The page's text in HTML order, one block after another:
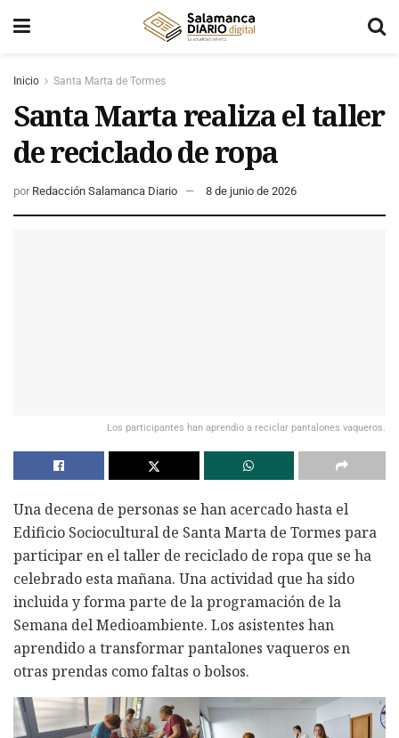
Inicio Santa Marta de Tormes
Santa Marta realiza el taller
de reciclado de ropa
por Redacción Salamanca Diario 8 de junio de 2026
Los participantes han aprendio a reciclar pantalones vaqueros.
Una decena de personas se han acercado hasta el
Edificio Sociocultural de Santa Marta de Tormes para
participar en el taller de reciclado de ropa que se ha
celebrado esta mañana. Una actividad que ha sido
incluida y forma parte de la programación de la
Semana del Medioambiente. Los asistentes han
aprendido a transformar pantalones vaqueros en
otras prendas como faltas o bolsos.